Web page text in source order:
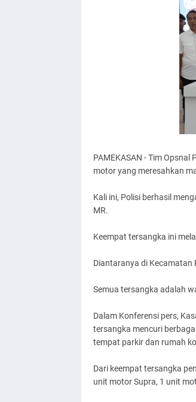
PAMEKASAN - Tim
motor yang meresahkan
Kali ini, Polisi berhasil
MR.
Keempat tersangka ini
Diantaranya di Kecamatan
Semua tersangka adalah
Dalam Konferensi pers,
tersangka mencuri
tempat parkir dan rumah
Dari keempat tersangka
unit motor Supra, 1 unit